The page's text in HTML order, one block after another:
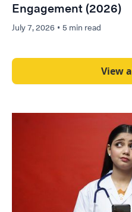
Engagement (2026)
July 7, 2026 • 5 min read
View